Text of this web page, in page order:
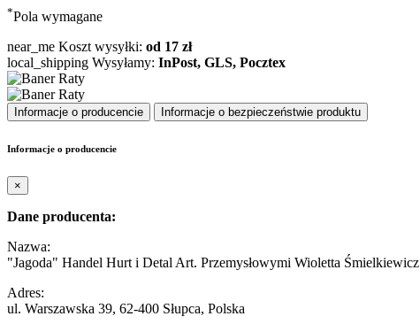
*Pola wymagane
near_me Koszt wysyłki: od 17 zł
local_shipping Wysyłamy: InPost, GLS, Pocztex
Informacje o producencie Informacje o bezpieczeństwie produktu
Informacje o producencie
×
Dane producenta:
Nazwa:
"Jagoda" Handel Hurt i Detal Art. Przemysłowymi Wioletta Śmielkiewicz
Adres:
ul. Warszawska 39, 62-400 Słupca, Polska